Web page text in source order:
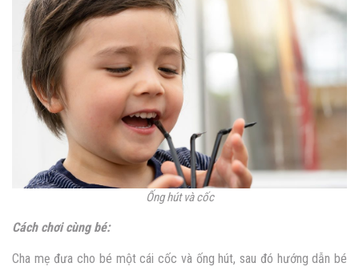
Ống hút và cốc
Cách chơi cùng bé:
Cha mẹ đưa cho bé một cái cốc và ống hút, sau đó hướng dẫn bé